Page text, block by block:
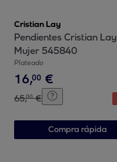
Cristian Lay
Pendientes Cristian Lay
Mujer 545840
Plateado
16,00 €
65,00 €
Compra rápida